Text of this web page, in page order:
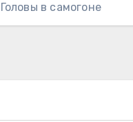
Головы в самогоне